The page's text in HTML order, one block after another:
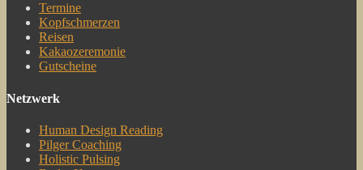
Termine
Kopfschmerzen
Reisen
Kakaozeremonie
Gutscheine
Netzwerk
Human Design Reading
Pilger Coaching
Holistic Pulsing